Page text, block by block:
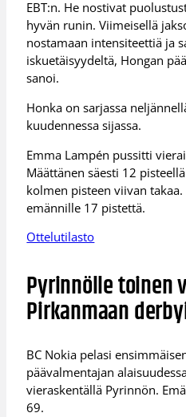
EBT:n. He nostivat
hyvän runin. Viimeisellä
nostamaan intensiteettiä ja
iskuetäisyydeltä, Hongan
sanoi.
Honka on sarjassa
kuudennessa sijassa.
Emma Lampén pussitti
Määttänen säesti 12
kolmen pisteen viivan
emännille 17 pistettä.
Ottelutilasto
Pyrinnölle toinen
Pirkanmaan
BC Nokia pelasi
päävalmentajan
vieraskentällä Pyrinnön.
69.